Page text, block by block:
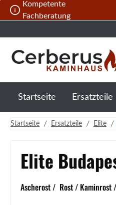
Hauptinhalt springen
Zur Suche springen
Zur Hauptnavigation springen
Kompetente
Fachberatung
Startseite Ersatzteile
Startseite / Ersatzteile / Elite /
Elite
Ascherost / Rost / Kaminrost